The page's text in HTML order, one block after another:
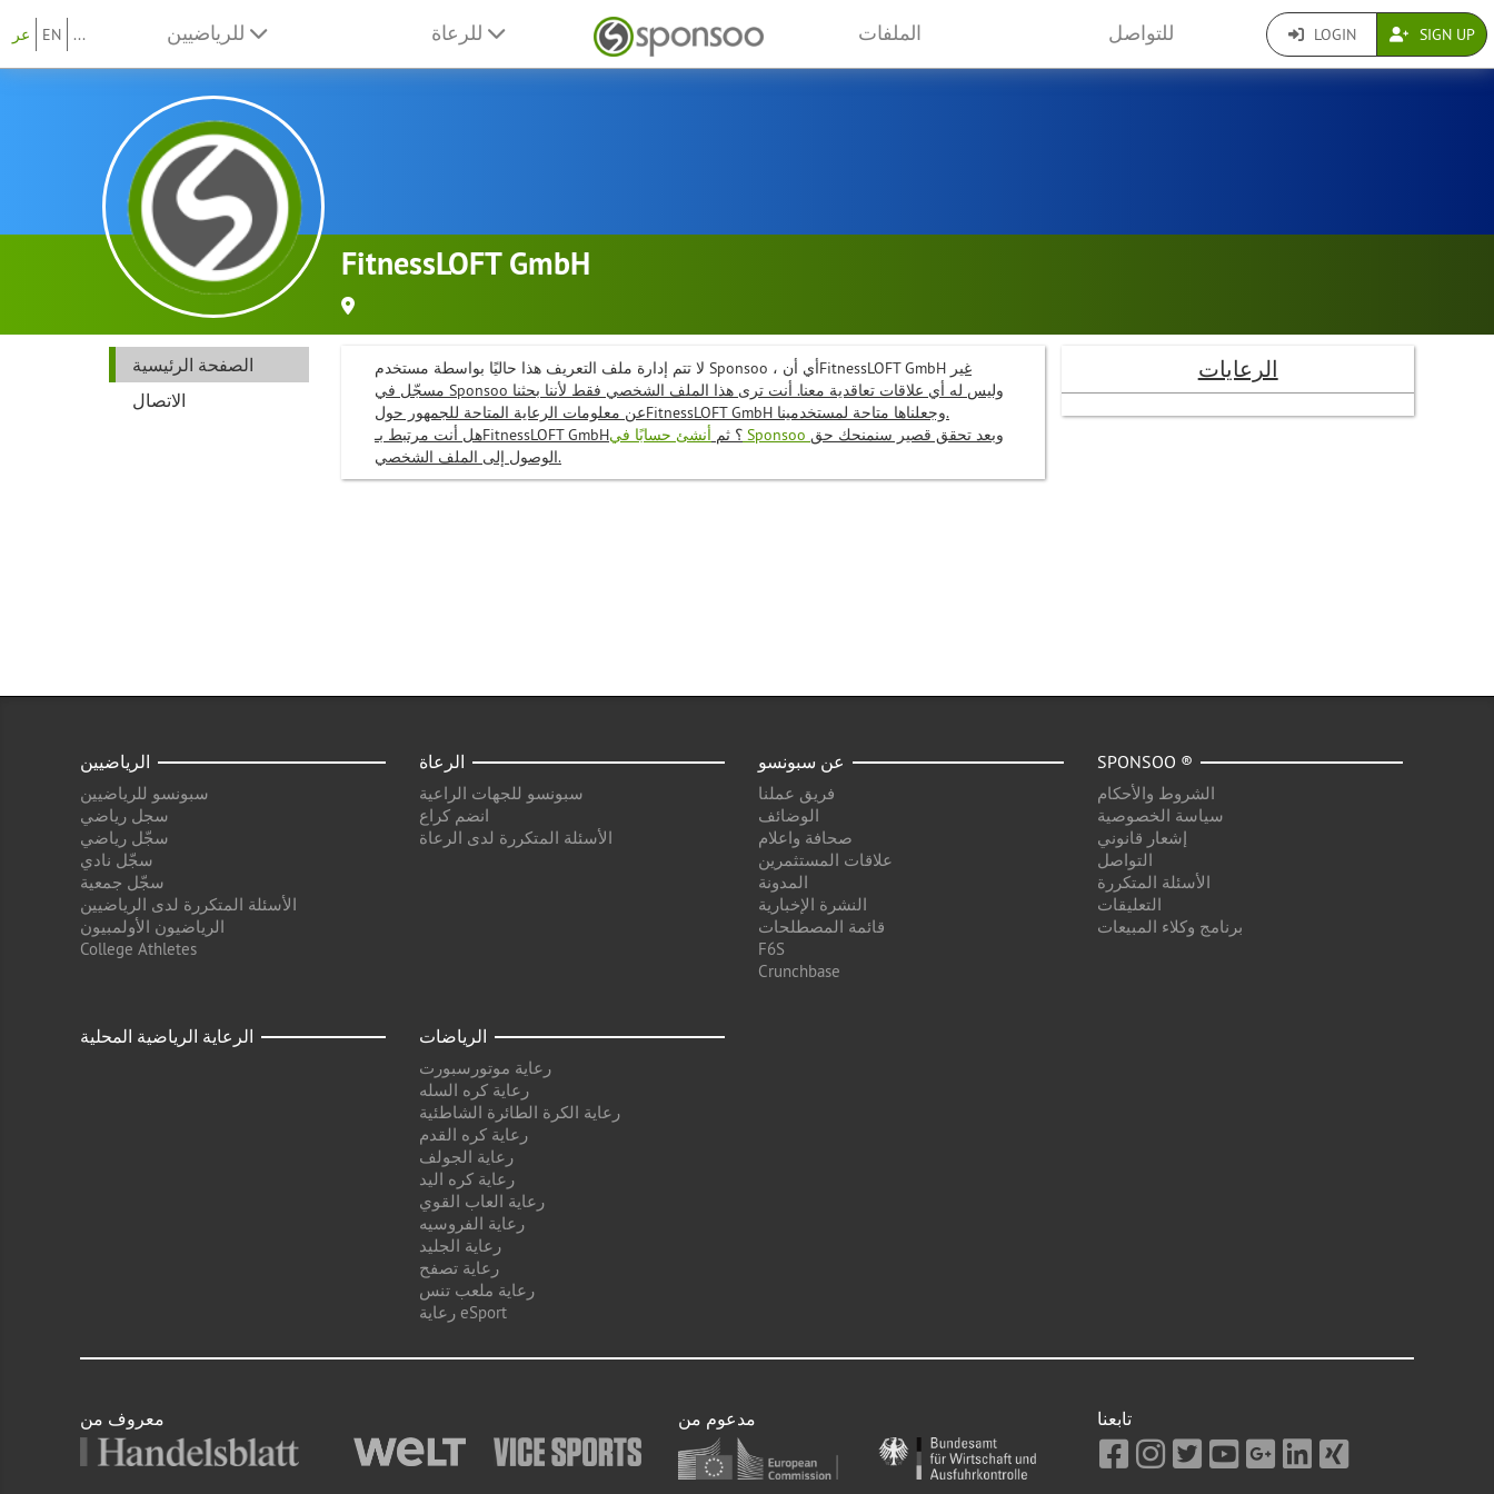
عر EN ... الملفات للتواصل LOGIN SIGN UP
FitnessLOFT GmbH
الصفحة الرئيسية
الاتصال
لا تتم إدارة ملف التعريف هذا حاليًا بواسطة مستخدم Sponsoo ، أي أنFitnessLOFT GmbH غير
مسجّل في Sponsoo وليس له أي علاقات تعاقدية معنا. أنت ترى هذا الملف الشخصي فقط لأننا بحثنا
عن معلومات الرعاية المتاحة للجمهور حولFitnessLOFT GmbH وجعلناها متاحة لمستخدمينا.
هل أنت مرتبط بـFitnessLOFT GmbH؟ ثم أنشئ حسابًا في Sponsoo وبعد تحقق قصير سنمنحك حق
الوصول إلى الملف الشخصي.
الرعايات
الرياضيين
سبونسو للرياضيين
سجل رياضي
سجّل رياضي
سجّل نادي
سجّل جمعية
الأسئلة المتكررة لدى الرياضيين
الرياضيون الأولمبيون
College Athletes
الرعاة
سبونسو للجهات الراعية
انضم كراع
الأسئلة المتكررة لدى الرعاة
عن سبونسو
فريق عملنا
الوضائف
صحافة واعلام
علاقات المستثمرين
المدونة
النشرة الإخبارية
قائمة المصطلحات
F6S
Crunchbase
SPONSOO ®
الشروط والأحكام
سياسة الخصوصية
إشعار قانوني
التواصل
الأسئلة المتكررة
التعليقات
برنامج وكلاء المبيعات
الرعاية الرياضية المحلية الرياضات
رعاية موتورسبورت
رعاية كره السله
رعاية الكرة الطائرة الشاطئية
رعاية كره القدم
رعاية الجولف
رعاية كره اليد
رعاية العاب القوي
رعاية الفروسيه
رعاية الجليد
رعاية تصفح
رعاية ملعب تنس
رعاية eSport
معروف من مدعوم من تابعنا